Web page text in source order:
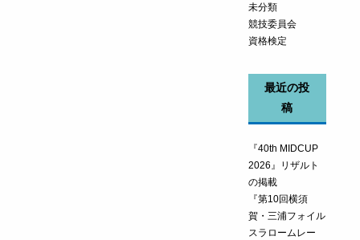
未分類
競技委員会
資格検定
最近の投
稿
『40th MIDCUP
2026』リザルト
の掲載
『第10回横須
賀・三浦フォイル
スラロームレー